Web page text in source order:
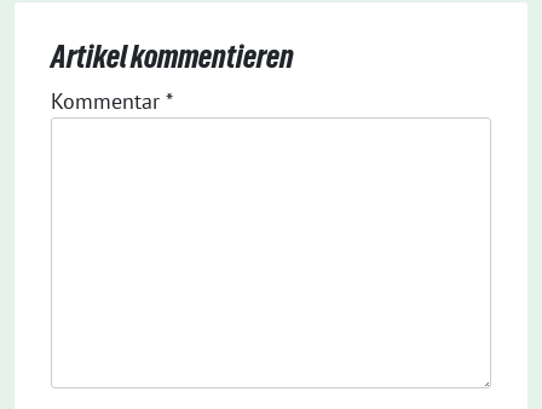
Artikel kommentieren
Kommentar *